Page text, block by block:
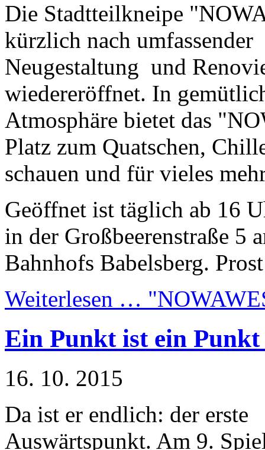
Die Stadtteilkneipe
kürzlich nach umfassender
Neugestaltung und
wiedereröffnet. In
Atmosphäre bietet das
Platz zum Quatschen,
schauen und für vieles
Geöffnet ist täglich ab 16
in der Großbeerenstraße 5
Bahnhofs Babelsberg.
Weiterlesen …
Ein Punkt ist ein
16. 10. 2015
Da ist er endlich: der erste
Auswärtspunkt. Am 9.